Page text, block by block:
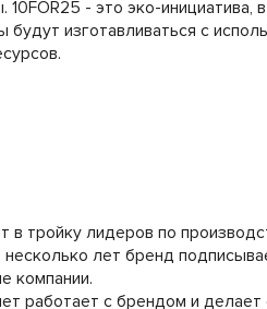
- это эко-инициатива,
изготавливаться с
в тройку лидеров по
лет бренд
компании.
работает с брендом и делает